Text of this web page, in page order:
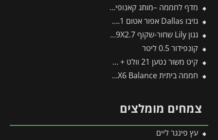
מדף לחממה –מותג קאנופיה 12 יח'
גזיבו Dallas אפור אטום 3.6X6.1 מבית פלרם – Canopia
גגון Lily שחור-שקוף 0.9X2.7 בעיצוב רטרו מבית פלרם – Canopia
קונפידור 0.5 ליטר
קיט משור נטען 21 וולט + 2 סוללות + מטען 4-SW -תבור
חממה ביתית 3X6 Balance מבית פלרם – Canopia
צמחים מומלצים
עץ פינגר ליים